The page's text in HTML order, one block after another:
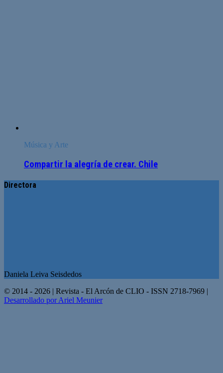
Música y Arte
Compartir la alegría de crear. Chile
Directora
Daniela Leiva Seisdedos
© 2014 - 2026 | Revista - El Arcón de CLIO - ISSN 2718-7969 |
Desarrollado por Ariel Meunier